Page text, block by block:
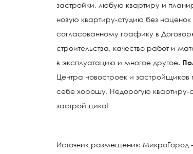
застройки, любую квартиру и
новую квартиру-студию без
согласованному графику в
строительства, качество работ и
в эксплуатацию и многое другое.
Центра новостроек и
себе хорошу. Недорогую квартиру-
застройщика!
Источник размещения: МикроГород -